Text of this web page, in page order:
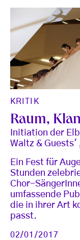
KRITIK
Raum,
Initiation der
Waltz & Guests'
Ein Fest für
Stunden
Chor-
umfassende
die in ihrer Art
passt.
02/01/2017